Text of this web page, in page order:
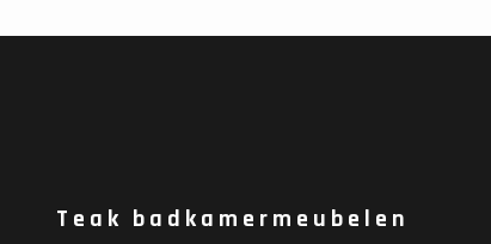
Teak badkamermeubelen